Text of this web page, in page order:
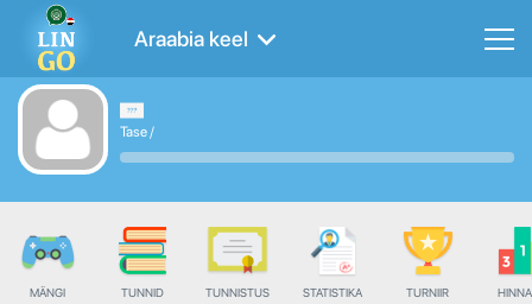
Araabia keel
Tase/
MÄNGI TUNNID TUNNISTUS STATISTIKA TURNIIR